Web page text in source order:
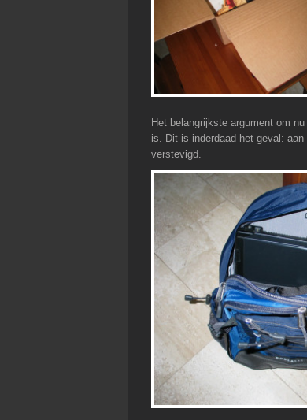
Het belangrijkste argument om
is. Dit is inderdaad het geval:
verstevigd.